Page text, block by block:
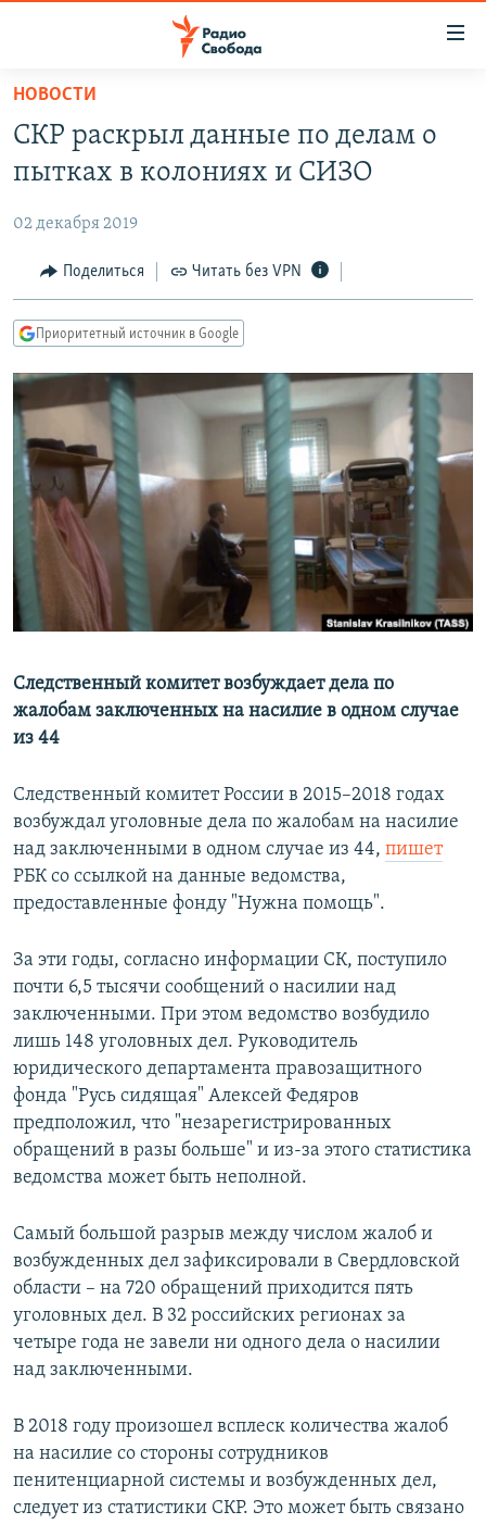
упрощенного
доступа
основному
Вернутся
главной
навигации
Вернутся
поиску
ПОДКАСТЫ
ЦИТАТЫ СВОБОДЫ
МНЕНИЯ
IDEL.РЕАЛИИ
КАВКАЗ.РЕАЛИИ
СЕВЕР.РЕАЛИИ
СИБИРЬ.РЕАЛИИ
РАСПИСАНИЕ ВЕЩАНИЯ
ПОДПИШИТЕСЬ НА РАССЫЛКУ
СОЦИАЛЬНЫЕ СЕТИ
НОВОСТИ
СКР раскрыл данные по делам о
пытках в колониях и СИЗО
02 декабря 2019
Поделиться Читать без VPN
Приоритетный источник в Google
Следственный комитет возбуждает дела по
жалобам заключенных на насилие в одном случае
из 44
Следственный комитет России в 2015–2018 годах
возбуждал уголовные дела по жалобам на насилие
над заключенными в одном случае из 44, пишет
РБК со ссылкой на данные ведомства,
предоставленные фонду "Нужна помощь".
За эти годы, согласно информации СК, поступило
почти 6,5 тысячи сообщений о насилии над
заключенными. При этом ведомство возбудило
лишь 148 уголовных дел. Руководитель
юридического департамента правозащитного
фонда "Русь сидящая" Алексей Федяров
предположил, что "незарегистрированных
обращений в разы больше" и из-за этого статистика
ведомства может быть неполной.
Самый большой разрыв между числом жалоб и
возбужденных дел зафиксировали в Свердловской
области – на 720 обращений приходится пять
уголовных дел. В 32 российских регионах за
четыре года не завели ни одного дела о насилии
над заключенными.
В 2018 году произошел всплеск количества жалоб
на насилие со стороны сотрудников
пенитенциарной системы и возбужденных дел,
следует из статистики СКР. Это может быть связано